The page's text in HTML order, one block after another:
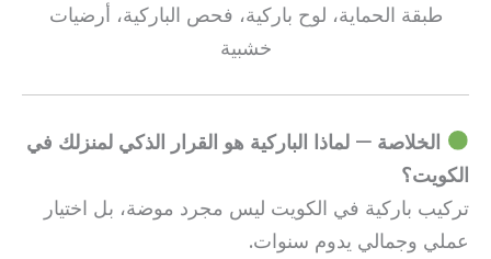
طبقة الحماية، لوح باركية، فحص الباركية، أرضيات
خشبية
الخلاصة — لماذا الباركية هو القرار الذكي لمنزلك في
الكويت؟
تركيب باركية في الكويت ليس مجرد موضة، بل اختيار
عملي وجمالي يدوم سنوات.